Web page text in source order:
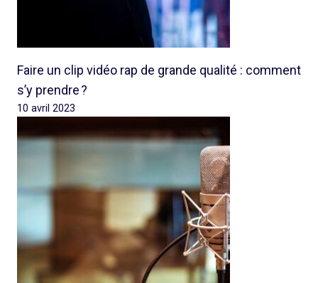
Faire un clip vidéo rap de grande qualité : comment
s’y prendre ?
10 avril 2023